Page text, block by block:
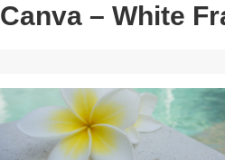
Canva – White